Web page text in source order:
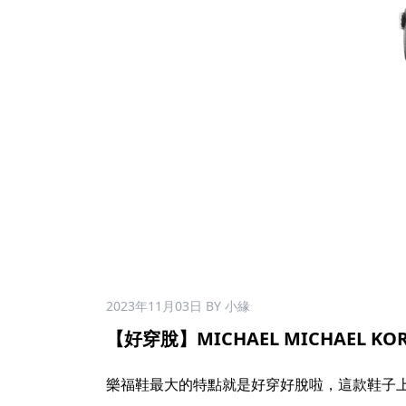
2023年11月03日 BY 小緣
【好穿脫】MICHAEL MICHAEL
樂福鞋最大的特點就是好穿好脫啦，這款鞋